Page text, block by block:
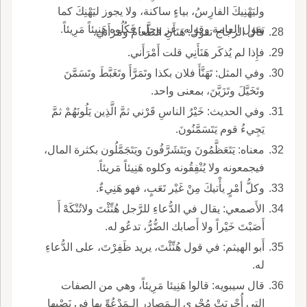
وليَهْنِيكَ الفارِسُ، بياءٍ ساكنة، ولا يجوز ليَهْنِكَ كما
تقول العامة وقوله، عز وجل: فَكُلُوه هَنِيئاً مَرِيئاً.
قال الزجاج تقول: هَنَأَنِ الطَّعامُ ومَرَأَني.
فإِذا لم يُذكَر هَنَأَنِي قلت أَمْرَأَني.
وفي المثل: تَهَنَّأَ فلان بكذا وتَمَرَّأَ وتَغَبَّطَ وتَسَمَّنَ
وتَخَيَّلَ وتَزَيَّنَ، بمعنى واحد.
وفي الحديث: خَيْرُ الناسِ قَرْني ثمَّ الَّذِين يَلُونَهُمْ ثمَّ
يَجِيءُ قوم يَتَسَمَّنُونَ.
معناه: يَتَعَظَّمُونَ ويَتَشَرَّفُونَ ويَتَجَمَّلُون بكثرة المال،
فيجمعونه ولا يُنْفِقُونه وكلوه هَنِيئاً مَريئاً.
وكلُّ أمْرٍ يأْتيكَ مِنْ غَيْر تَعَبٍ، فهو هَنِيءٌ.
الأَصمعي: يقال في الدُّعاءِ للرَّجل هُنِّئْتَ ولاتُنْكَهْ أَ
أَصَبْتَ خَيْراً ولا أَصابك الضُّرُّ، تدعُو له.
أَبو الهيثم: في قول هُنِّئْتَ، يريد ظَفِرْتَ، على الدُّعاءِ
له.
قال سيبويه: قالوا هَنِيئا مَرِيئاً، وهي من الصفات
التي أُجْرِيَتْ مُجْرى الـمَصادِر الـمَدْعُوِّ بها في نَصْبها